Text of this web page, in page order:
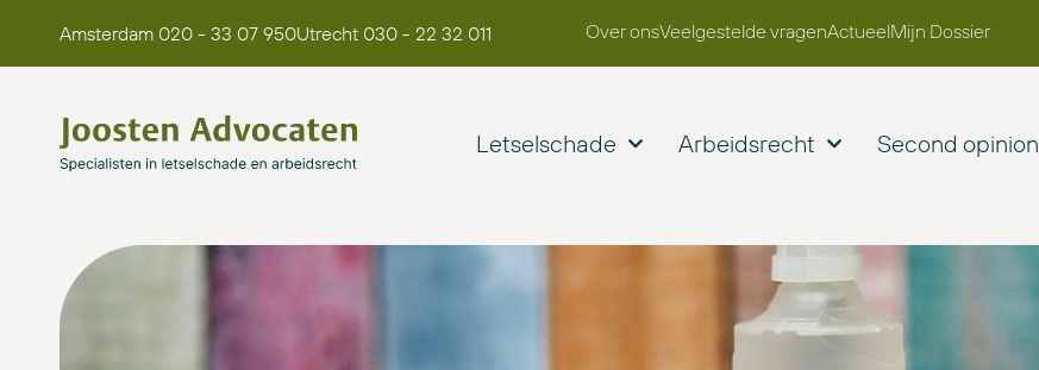
Amsterdam 020 - 33 07 950Utrecht 030 - 22 32 011 Over onsVeelgestelde vragenActueelMijn Dossier
Letselschade Arbeidsrecht Second opinion